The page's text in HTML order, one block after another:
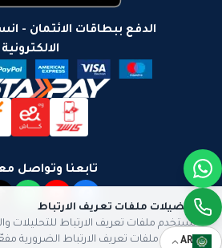
تفضيلات ملفات تعريف الارتباط
نستخدم ملفات تعريف الارتباط للتحليلات
تجربتك. ملفات تعريف الارتباط الضرورية
تابعنا وتواصل
الدفع ببطاقات الائتمان -
الالكترونية
AR